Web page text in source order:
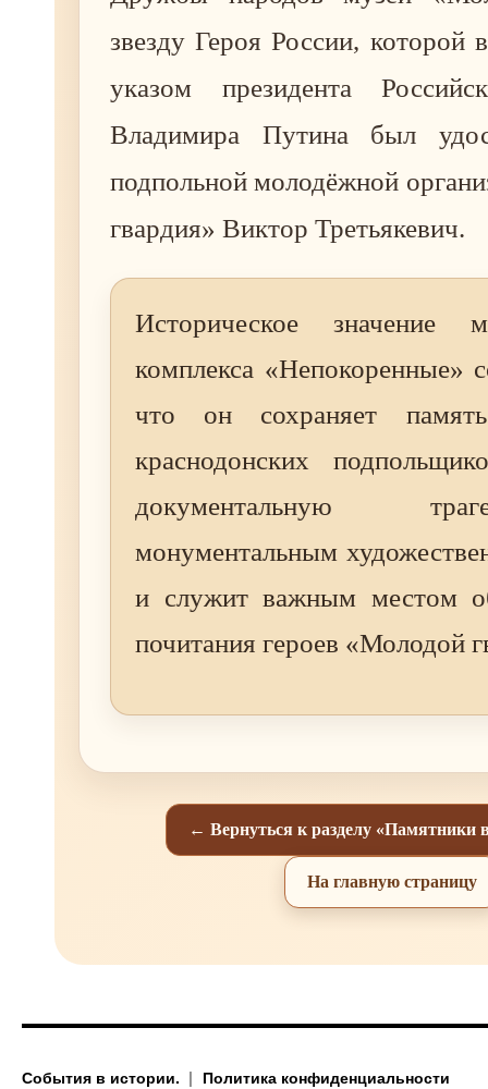
звезду Героя России, которой
указом президента
Владимира Путина был
подпольной молодёжной
гвардия» Виктор Третьякевич.
Историческое значение
комплекса «Непокоренные»
что он сохраняет
краснодонских
документальную
монументальным
и служит важным местом
почитания героев «Молодой
← Вернуться к разделу «Памятники
На главную страницу
События в истории. Политика конфиденциальности